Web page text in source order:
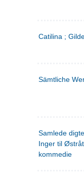
Catilina ;
Sämtliche
Samlede
Inger til
kommedie